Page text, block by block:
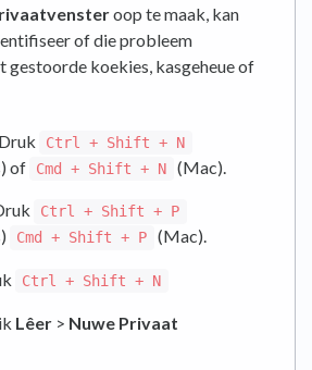
oop te maak, kan
of die probleem
gestoorde koekies, kasgeheue of
Druk Ctrl + Shift + N
of Cmd + Shift + N (Mac).
Ctrl + Shift + P
Cmd + Shift + P (Mac).
Ctrl + Shift + N
Lêer > Nuwe Privaat